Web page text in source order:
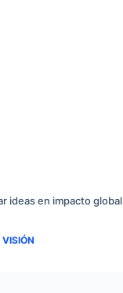
ideas en impacto global
VISIÓN